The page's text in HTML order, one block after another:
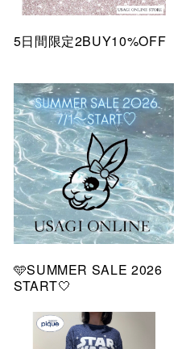
5日間限定2BUY10%OFF
🩵SUMMER SALE 2026
START🤍